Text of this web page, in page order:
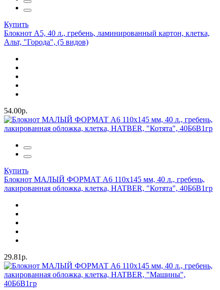
Купить
Блокнот А5, 40 л., гребень, ламинированный картон, клетка,
Альт, "Города", (5 видов)
54.00р.
Купить
Блокнот МАЛЫЙ ФОРМАТ А6 110х145 мм, 40 л., гребень,
лакированная обложка, клетка, HATBER, "Котята", 40Б6B1гр
29.81р.